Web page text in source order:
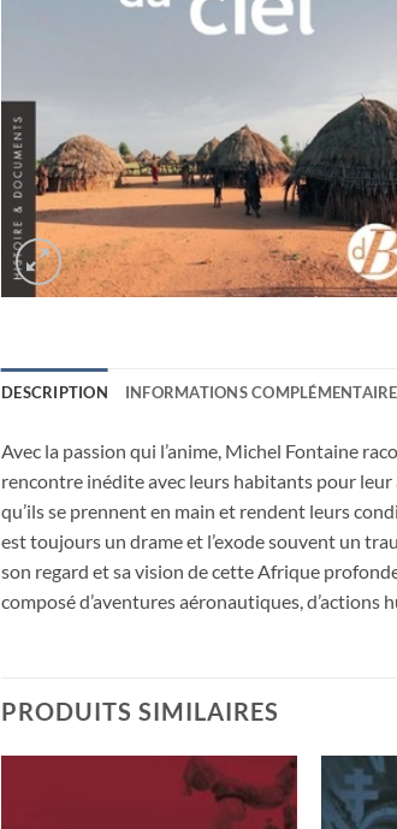
DESCRIPTION INFORMATIONS
Avec la passion qui l’anime, Michel Fontaine
rencontre inédite avec leurs habitants pour
qu’ils se prennent en main et rendent leurs
est toujours un drame et l’exode souvent un
son regard et sa vision de cette Afrique
composé d’aventures aéronautiques, d’actions
PRODUITS SIMILAIRES